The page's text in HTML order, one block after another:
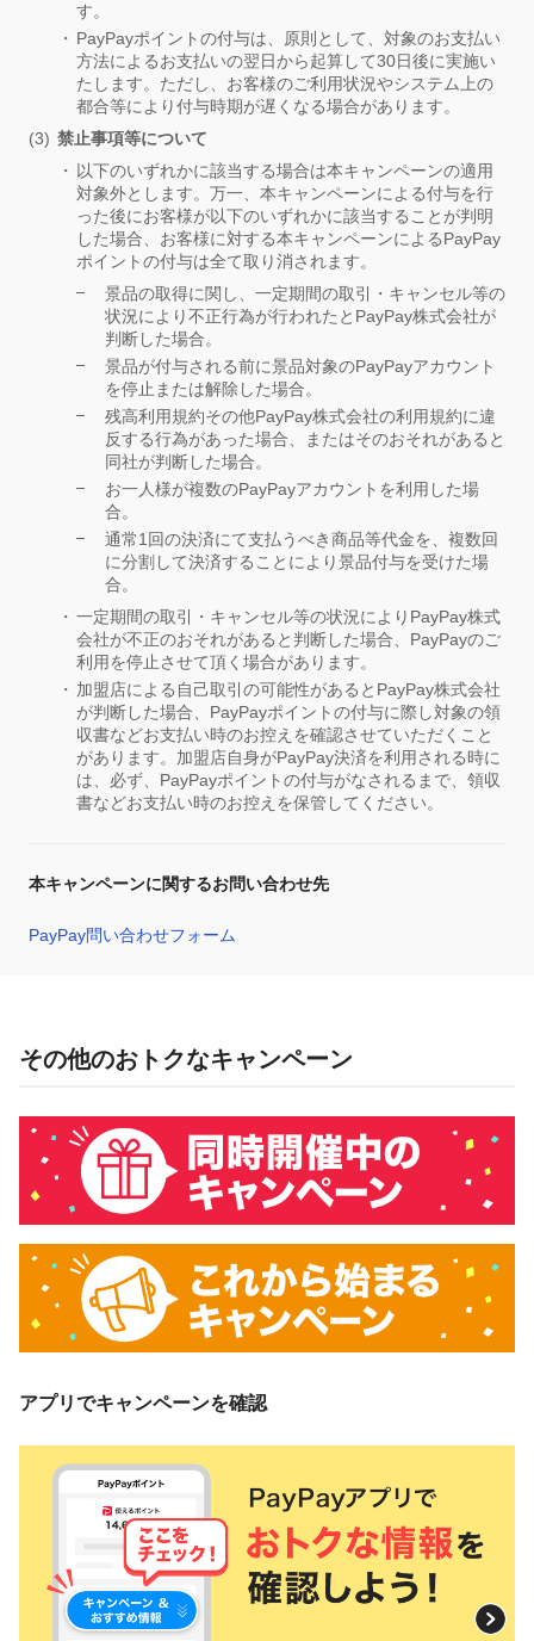
す。
PayPayポイントの付与は、原則として、対象のお支払い
方法によるお支払いの翌日から起算して30日後に実施い
たします。ただし、お客様のご利用状況やシステム上の
都合等により付与時期が遅くなる場合があります。
禁止事項等について
以下のいずれかに該当する場合は本キャンペーンの適用
対象外とします。万一、本キャンペーンによる付与を行
った後にお客様が以下のいずれかに該当することが判明
した場合、お客様に対する本キャンペーンによるPayPay
ポイントの付与は全て取り消されます。
景品の取得に関し、一定期間の取引・キャンセル等の
状況により不正行為が行われたとPayPay株式会社が
判断した場合。
景品が付与される前に景品対象のPayPayアカウント
を停止または解除した場合。
残高利用規約その他PayPay株式会社の利用規約に違
反する行為があった場合、またはそのおそれがあると
同社が判断した場合。
お一人様が複数のPayPayアカウントを利用した場
合。
通常1回の決済にて支払うべき商品等代金を、複数回
に分割して決済することにより景品付与を受けた場
合。
一定期間の取引・キャンセル等の状況によりPayPay株式
会社が不正のおそれがあると判断した場合、PayPayのご
利用を停止させて頂く場合があります。
加盟店による自己取引の可能性があるとPayPay株式会社
が判断した場合、PayPayポイントの付与に際し対象の領
収書などお支払い時のお控えを確認させていただくこと
があります。加盟店自身がPayPay決済を利用される時に
は、必ず、PayPayポイントの付与がなされるまで、領収
書などお支払い時のお控えを保管してください。
本キャンペーンに関するお問い合わせ先
PayPay問い合わせフォーム
その他のおトクなキャンペーン
アプリでキャンペーンを確認